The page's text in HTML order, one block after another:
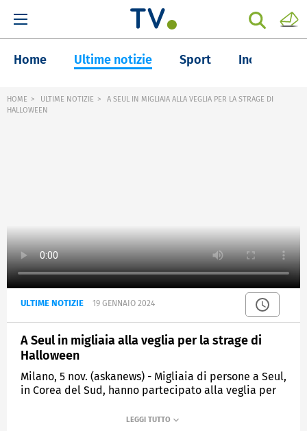
Home Ultime notizie Sport Inchieste
HOME ULTIME NOTIZIE
A SEUL IN MIGLIAIA ALLA VEGLIA PER LA STRAGE DI
HALLOWEEN
ULTIME NOTIZIE 19 GENNAIO 2024
A Seul in migliaia alla veglia per la strage di
Halloween
Milano, 5 nov. (askanews) - Migliaia di persone a Seul,
in Corea del Sud, hanno partecipato alla veglia per
Sono 156 le persone morte nella calca a causa